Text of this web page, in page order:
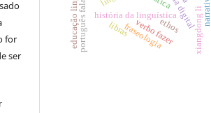
for
ser
história da linguística
português falado xiangdong linarrativas
verbo fazer
ethos
fraseologia
libras